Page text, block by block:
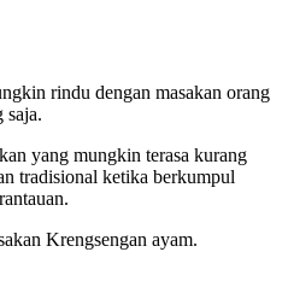
rindu dengan masakan orang
saja.
yang mungkin terasa kurang
tradisional ketika berkumpul
Krengsengan ayam.